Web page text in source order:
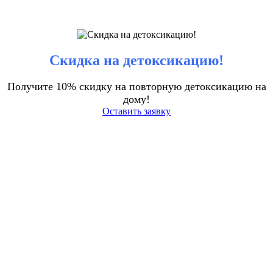
Скидка на детоксикацию!
Получите 10% скидку на повторную детоксикацию на
дому!
Оставить заявку